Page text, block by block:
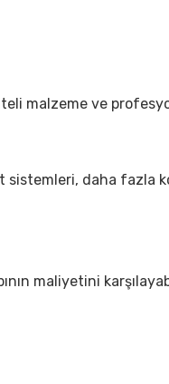
malzeme ve
daha fazla
maliyetini